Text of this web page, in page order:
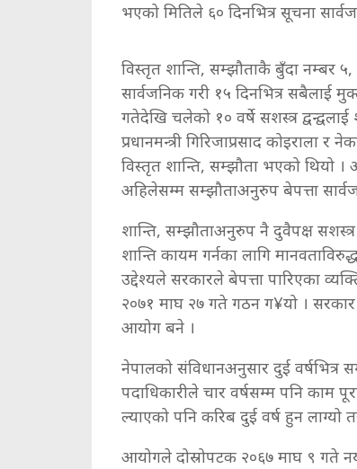
भएको मितिले ६० दिनभित्र सूचना
विस्तृत शान्ति, सम्झौताकै बुँदा नम्बर
सार्वजनिक गरी १५ दिनभित्र सबैलाई
गतेदेखि चलेको १० वर्षे सशस्त्र
प्रधानमन्त्री गिरिजाप्रसाद
विस्तृत शान्ति, सम्झौता भएको थियो
अहिलेसम्म सम्झौताअनुरुप बेपत्ता
शान्ति, सम्झौताअनुरुप नै दुवैपक्ष सशस्त्र
शान्ति कायम गर्नका लागि
उद्देश्यले सरकारले बेपत्ता पारिएका
२०७१ माघ २७ गते गठन ग¥यो । सरकार
आयोग बने ।
नेपालको संविधानअनुसार दुई
पदाधिकारीले चार वर्षसम्म पनि काम
ल्याएको पनि करिब दुई वर्ष हुन
आयोगले दोस्रोपटक २०६७ माघ ९ गते